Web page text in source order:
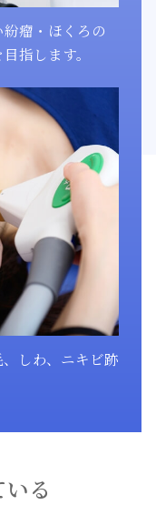
瘤・ほくろの
指します。
しわ、ニキビ跡
る